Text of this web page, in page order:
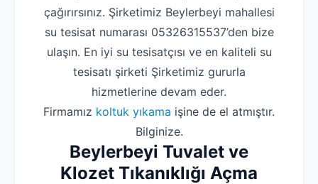
çağırırsınız. Şirketimiz Beylerbeyi mahallesi
su tesisat numarası 05326315537’den bize
ulaşın. En iyi su tesisatçısı ve en kaliteli su
tesisatı şirketi Şirketimiz gururla
hizmetlerine devam eder.
Firmamız koltuk yıkama işine de el atmıştır.
Bilginize.
Beylerbeyi Tuvalet ve
Klozet Tıkanıklığı Açma